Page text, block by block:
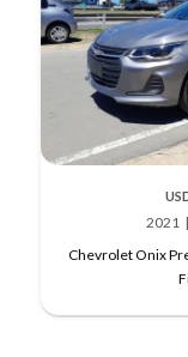
2021
Chevrolet Onix